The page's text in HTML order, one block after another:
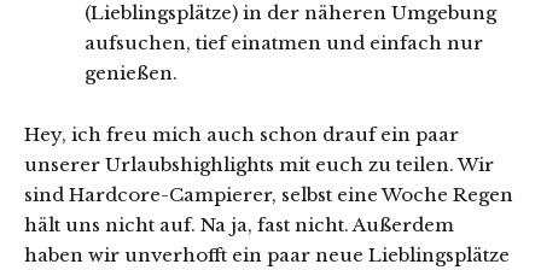
(Lieblingsplätze) in der näheren Umgebung
aufsuchen, tief einatmen und einfach nur
genießen.
Hey, ich freu mich auch schon drauf ein paar
unserer Urlaubshighlights mit euch zu teilen. Wir
sind Hardcore-Campierer, selbst eine Woche Regen
hält uns nicht auf. Na ja, fast nicht. Außerdem
haben wir unverhofft ein paar neue Lieblingsplätze